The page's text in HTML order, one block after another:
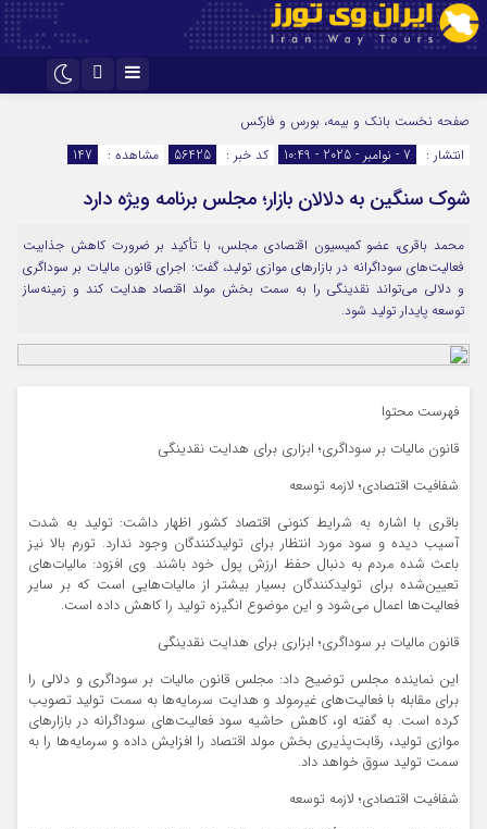
اینستاگرام
صفحه نخست بانک و بیمه، بورس و فارکس
انتشار :
7 - نوامبر - 2025 - 10:49 کد خبر : 56425 مشاهده : 147
شوک سنگین به دلالان بازار؛ مجلس برنامه ویژه دارد
محمد باقری، عضو کمیسیون اقتصادی مجلس، با تأکید بر ضرورت کاهش جذابیت
فعالیت‌های سوداگرانه در بازارهای موازی تولید، گفت: اجرای قانون مالیات بر سوداگری
و دلالی می‌تواند نقدینگی را به سمت بخش مولد اقتصاد هدایت کند و زمینه‌ساز
توسعه پایدار تولید شود.
فهرست محتوا
قانون مالیات بر سوداگری؛ ابزاری برای هدایت نقدینگی
شفافیت اقتصادی؛ لازمه توسعه
باقری با اشاره به شرایط کنونی اقتصاد کشور اظهار داشت: تولید به شدت
آسیب دیده و سود مورد انتظار برای تولیدکنندگان وجود ندارد. تورم بالا نیز
باعث شده مردم به دنبال حفظ ارزش پول خود باشند. وی افزود: مالیات‌های
تعیین‌شده برای تولیدکنندگان بسیار بیشتر از مالیات‌هایی است که بر سایر
فعالیت‌ها اعمال می‌شود و این موضوع انگیزه تولید را کاهش داده است.
قانون مالیات بر سوداگری؛ ابزاری برای هدایت نقدینگی
این نماینده مجلس توضیح داد: مجلس قانون مالیات بر سوداگری و دلالی را
برای مقابله با فعالیت‌های غیرمولد و هدایت سرمایه‌ها به سمت تولید تصویب
کرده است. به گفته او، کاهش حاشیه سود فعالیت‌های سوداگرانه در بازارهای
موازی تولید، رقابت‌پذیری بخش مولد اقتصاد را افزایش داده و سرمایه‌ها را به
سمت تولید سوق خواهد داد.
شفافیت اقتصادی؛ لازمه توسعه